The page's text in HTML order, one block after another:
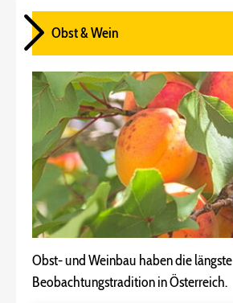
Obst & Wein
Obst- und Weinbau haben die längste
Beobachtungstradition in Österreich.